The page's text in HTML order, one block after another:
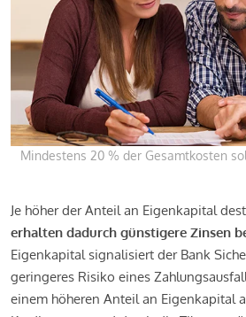
Mindestens 20 % der Gesamtkosten
Je höher der Anteil an Eigenkapital
erhalten dadurch günstigere Zinsen
Eigenkapital signalisiert der Bank
geringeres Risiko eines
einem höheren Anteil an Eigenkapital